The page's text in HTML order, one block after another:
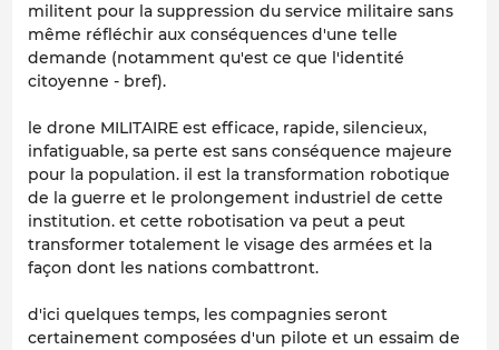
militent pour la suppression du service militaire sans
même réfléchir aux conséquences d'une telle
demande (notamment qu'est ce que l'identité
citoyenne - bref).
le drone MILITAIRE est efficace, rapide, silencieux,
infatiguable, sa perte est sans conséquence majeure
pour la population. il est la transformation robotique
de la guerre et le prolongement industriel de cette
institution. et cette robotisation va peut a peut
transformer totalement le visage des armées et la
façon dont les nations combattront.
d'ici quelques temps, les compagnies seront
certainement composées d'un pilote et un essaim de